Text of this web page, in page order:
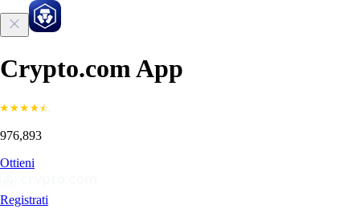
Crypto.com App
976,893
Ottieni
Registrati